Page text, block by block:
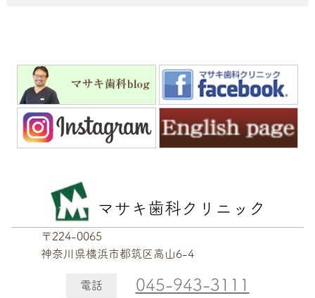
マサキ歯科クリニック
〒224-0065
神奈川県横浜市都筑区高山6-4
電話 045-943-3111